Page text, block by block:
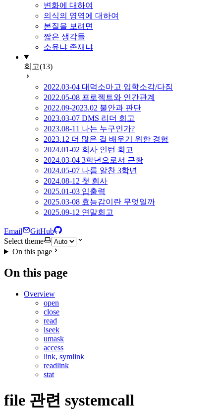
변화에 대하여
의식의 영역에 대하여
본질을 보려면
짧은 생각들
소유냐 존재냐
회고(13)
2022.03-04 대덕소마고 입학소감/다짐
2022.05-08 프로젝트와 인간관계
2022.09-2023.02 불안과 판단
2023.03-07 DMS 리더 회고
2023.08-11 나는 누구인가?
2023.12 더 많은 걸 배우기 위한 경험
2024.01-02 회사 인턴 회고
2024.03-04 3학년으로서 근황
2024.05-07 나름 알찬 3학년
2024.08-12 첫 회사
2025.01-03 입출력
2025.03-08 효능감이란 무엇일까
2025.09-12 연말회고
Email
GitHub
Select theme
On this page
On this page
Overview
open
close
read
lseek
umask
access
link, symlink
readlink
stat
file 관련 systemcall